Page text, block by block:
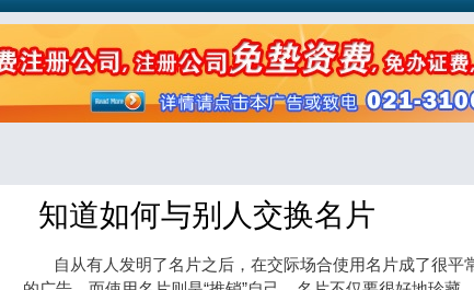
知道如何与别人交换名片
自从有人发明了名片之后，在交际场合使用名片成了很平